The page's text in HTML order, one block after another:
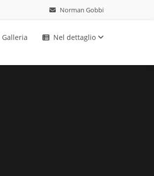
Norman Gobbi
Galleria Nel dettaglio